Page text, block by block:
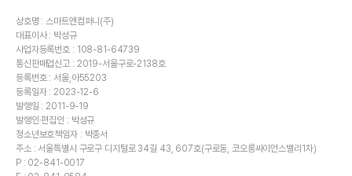
상호명 : 스마트앤컴퍼니(주)
대표이사 : 박성규
사업자등록번호 : 108-81-64739
통신판매업신고 : 2019-서울구로-2138호
등록번호 : 서울,아55203
등록일자 : 2023-12-6
발행일 : 2011-9-19
발행인·편집인 : 박성규
청소년보호책임자 : 박종서
주소 : 서울특별시 구로구 디지털로 34길 43, 607호(구로동, 코오롱싸이언스밸리1차)
P : 02-841-0017